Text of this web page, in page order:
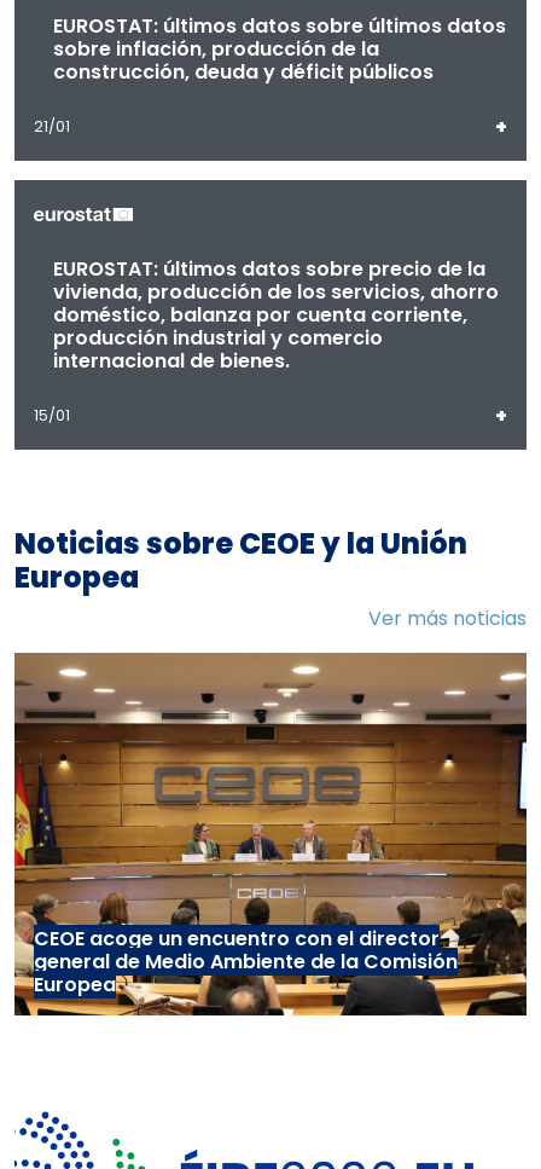
EUROSTAT: últimos datos sobre últimos datos
sobre inflación, producción de la
construcción, deuda y déficit públicos
21/01 +
EUROSTAT: últimos datos sobre precio de la
vivienda, producción de los servicios, ahorro
doméstico, balanza por cuenta corriente,
producción industrial y comercio
internacional de bienes.
15/01 +
Noticias sobre CEOE y la Unión
Europea
Ver más noticias
CEOE acoge un encuentro con el director
general de Medio Ambiente de la Comisión
Europea